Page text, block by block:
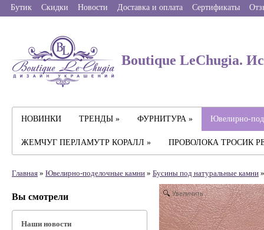
Бутик Скидки Новости Доставка и оплата Сертификаты
Boutique LeChugia.
НОВИНКИ ТРЕНДЫ » ФУРНИТУРА » Ювелирно-
ЖЕМЧУГ ПЕРЛАМУТР КОРАЛЛ » ПРОВОЛОКА ТРОСИК
Главная » Ювелирно-поделочные камни » Бусины под натуральные камни
Вы смотрели
Наши новости
Увеличить